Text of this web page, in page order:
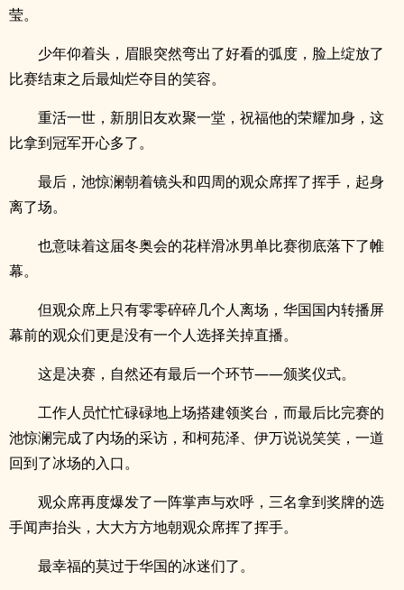
莹。
少年仰着头，眉眼突然弯出了好看的弧度，脸上绽放了
比赛结束之后最灿烂夺目的笑容。
重活一世，新朋旧友欢聚一堂，祝福他的荣耀加身，这
比拿到冠军开心多了。
最后，池惊澜朝着镜头和四周的观众席挥了挥手，起身
离了场。
也意味着这届冬奥会的花样滑冰男单比赛彻底落下了帷
幕。
但观众席上只有零零碎碎几个人离场，华国国内转播屏
幕前的观众们更是没有一个人选择关掉直播。
这是决赛，自然还有最后一个环节——颁奖仪式。
工作人员忙忙碌碌地上场搭建领奖台，而最后比完赛的
池惊澜完成了内场的采访，和柯苑泽、伊万说说笑笑，一道
回到了冰场的入口。
观众席再度爆发了一阵掌声与欢呼，三名拿到奖牌的选
手闻声抬头，大大方方地朝观众席挥了挥手。
最幸福的莫过于华国的冰迷们了。